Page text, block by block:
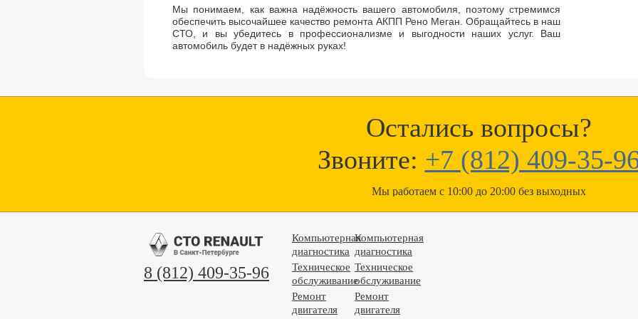
Мы понимаем, как важна надёжность вашего автомобиля, поэтому стремимся
обеспечить высочайшее качество ремонта АКПП Рено Меган. Обращайтесь в наш
СТО, и вы убедитесь в профессионализме и выгодности наших услуг. Ваш
автомобиль будет в надёжных руках!
Остались вопросы?
Звоните: +7 (812) 409-35-
Мы работаем с 10:00 до 20:00 без выходных
8 (812) 409-35-96
Компьютерная
диагностика
Техническое
обслуживание
Ремонт
двигателя
Компьютерная
диагностика
Техническое
обслуживание
Ремонт
двигателя